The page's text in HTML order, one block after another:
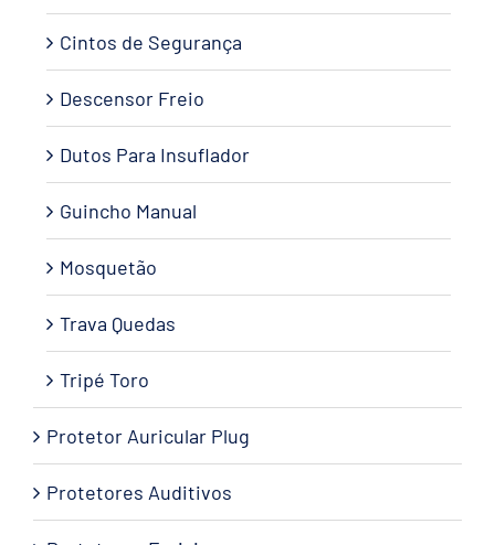
Cintos de Segurança
Descensor Freio
Dutos Para Insuflador
Guincho Manual
Mosquetão
Trava Quedas
Tripé Toro
Protetor Auricular Plug
Protetores Auditivos